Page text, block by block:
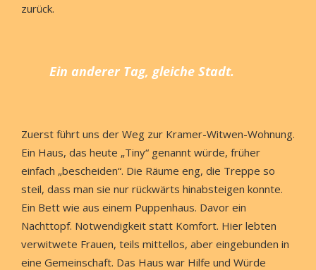
zurück.
Ein anderer Tag, gleiche Stadt.
Zuerst führt uns der Weg zur Kramer-Witwen-Wohnung.
Ein Haus, das heute „Tiny“ genannt würde, früher
einfach „bescheiden“. Die Räume eng, die Treppe so
steil, dass man sie nur rückwärts hinabsteigen konnte.
Ein Bett wie aus einem Puppenhaus. Davor ein
Nachttopf. Notwendigkeit statt Komfort. Hier lebten
verwitwete Frauen, teils mittellos, aber eingebunden in
eine Gemeinschaft. Das Haus war Hilfe und Würde